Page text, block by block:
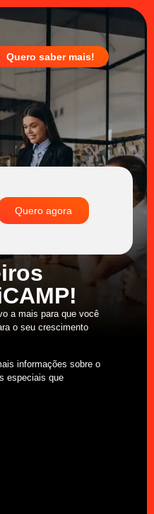
Quero saber mais!
Quero agora
a mais para que você
o seu crescimento
informações sobre o
especiais que